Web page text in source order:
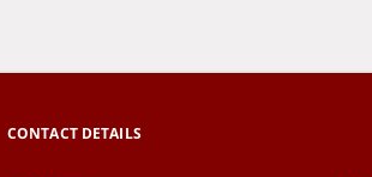
CONTACT DETAILS